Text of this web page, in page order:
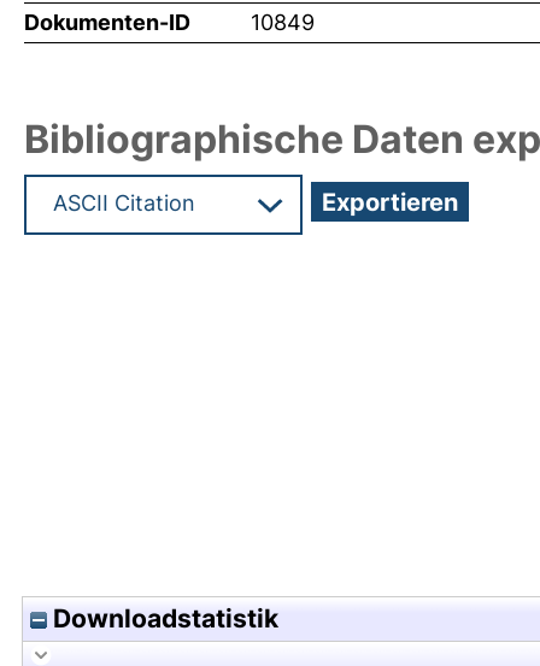
Dokumenten-ID 10849
Bibliographische Daten
Downloadstatistik